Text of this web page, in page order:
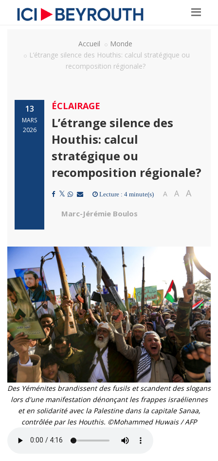
Accueil
Monde
L’étrange silence des Houthis: calcul stratégique ou
recomposition régionale?
13
MARS
2026
ÉCLAIRAGE
L’étrange silence des
Houthis: calcul
stratégique ou
recomposition régionale?
Lecture : 4 minute(s) A A A
Marc-Jérémie Boulos
Des Yéménites brandissent des fusils et scandent des slogans
lors d'une manifestation dénonçant les frappes israéliennes
et en solidarité avec la Palestine dans la capitale Sanaa,
contrôlée par les Houthis. ©Mohammed Huwais / AFP